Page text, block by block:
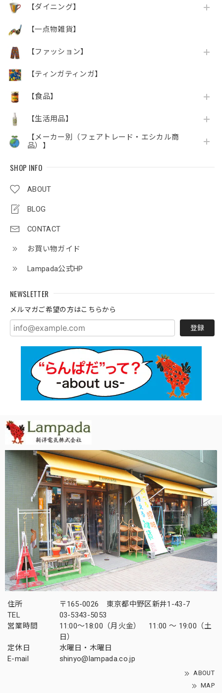
【ダイニング】
【一点物雑貨】
【ファッション】
【ティンガティンガ】
【食品】
【生活用品】
【メーカー別（フェアトレード・エシカル商
品）】
SHOP INFO
ABOUT
BLOG
CONTACT
お買い物ガイド
Lampada公式HP
NEWSLETTER
メルマガご希望の方はこちらから
登録
住所
〒165-0026 東京都中野区新井1-43-7
TEL
03-5343-5053
営業時間
11:00～18:00（月火金） 11:00 ～ 19:00（土
日）
定休日
水曜日・木曜日
E-mail
shinyo@lampada.co.jp
ABOUT
MAP